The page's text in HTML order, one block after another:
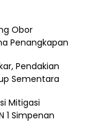
Obor
Penangkapan
Pendakian
Sementara
Mitigasi
1 Simpenan